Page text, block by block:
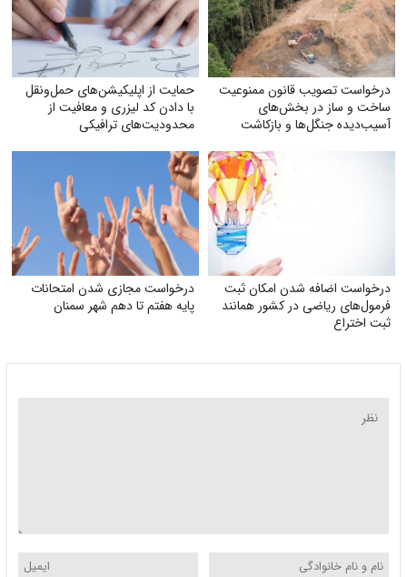
درخواست تصویب قانون ممنوعیت
ساخت و ساز در بخش‌های
آسیب‌دیده جنگل‌ها و بازکاشت
حمایت از اپلیکیشن‌های حمل‌ونقل
با دادن کد لیزری و معافیت از
محدودیت‌های ترافیکی
درخواست اضافه شدن امکان ثبت
فرمول‌های ریاضی در کشور همانند
ثبت اختراع
درخواست مجازی شدن امتحانات
پایه هفتم تا دهم شهر سمنان